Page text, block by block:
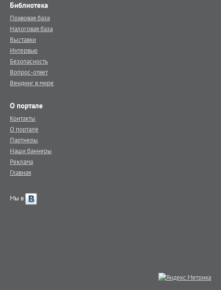
Библиотека
Правовая база
Налоговая база
Выставки
Интервью
Безопасность
Вопрос-ответ
Вендинг в мире
О портале
Контакты
О портале
Партнеры
Наши баннеры
Реклама
Главная
Мы в